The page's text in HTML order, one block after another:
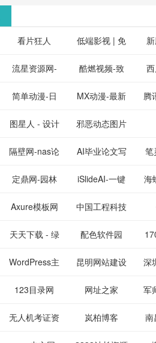
看片狂人 低端影视 | 免
费高清在线电
影电视剧观看
网
流星资源网-
流星蝴蝶剑官
网资源下载站
酷燃视频-致
力于打造中国
领先的优质短
节目视频
瓜
简单动漫-日
本动画BT下载
站
MX动漫-最新
最全动漫免费
在线观看
腾
图星人 - 设计
图片素材免费
下载网站
邪恶动态图片
大全
隔壁网-nas论
坛|nas1.cn|nas1|nas
社区|PT网
站|NAS交流社
区
AI毕业论文写
作-AI毕业设
计-AI答辩问题
预测与PPT模
板生成
笔
国
定鼎网-园林
景观建筑室内
设计资料分享
平台
iSlideAI-一键
生成PPT模板
下载
海
Axure模板网 中国工程科技
知识中心
天天下载 - 绿
色精品软件应
用分享平台
配色软件园
WordPress主
题模板下载_
爱主题
昆明网站建设 深
123目录网 网址之家 军
无人机考证资 岚柏博客 南